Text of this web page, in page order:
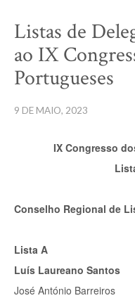
Listas de
ao IX
Portugueses
9 DE MAIO, 2023
IX Congresso
Conselho Regional de
Lista A
Luís Laureano Santos
José António Barreiros